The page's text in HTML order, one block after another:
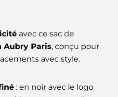
avec ce sac de
Aubry Paris, conçu pour
avec style.
: en noir avec le logo